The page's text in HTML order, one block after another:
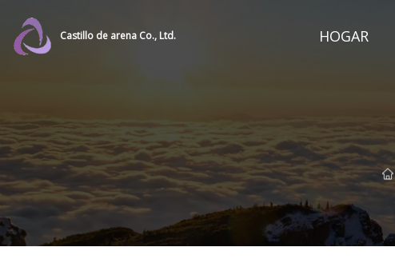
Castillo de arena Co., Ltd. HOGAR